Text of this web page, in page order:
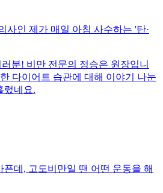
사인 제가 매일 아침 사수하는 '탄·
분! 비만 전문의 정승은 원장입니
다이어트 습관에 대해 이야기 나눈
렀네요.
데, 고도비만일 땐 어떤 운동을 해